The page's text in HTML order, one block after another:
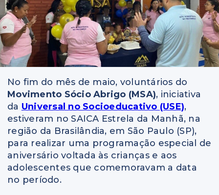
No fim do mês de maio, voluntários do
Movimento Sócio Abrigo (MSA), iniciativa
da Universal no Socioeducativo (USE),
estiveram no SAICA Estrela da Manhã, na
região da Brasilândia, em São Paulo (SP),
para realizar uma programação especial de
aniversário voltada às crianças e aos
adolescentes que comemoravam a data
no período.